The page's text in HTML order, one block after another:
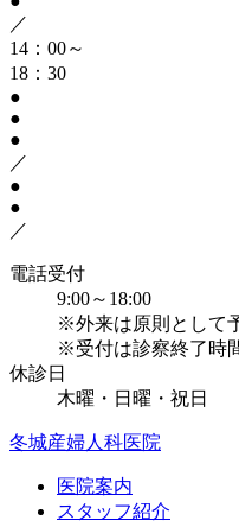
／
14：00～
18：30
●
●
●
／
●
●
／
電話受付
9:00～18:00
※外来は原則として
※受付は診察終了時
休診日
木曜・日曜・祝日
冬城産婦人科医院
医院案内
スタッフ紹介